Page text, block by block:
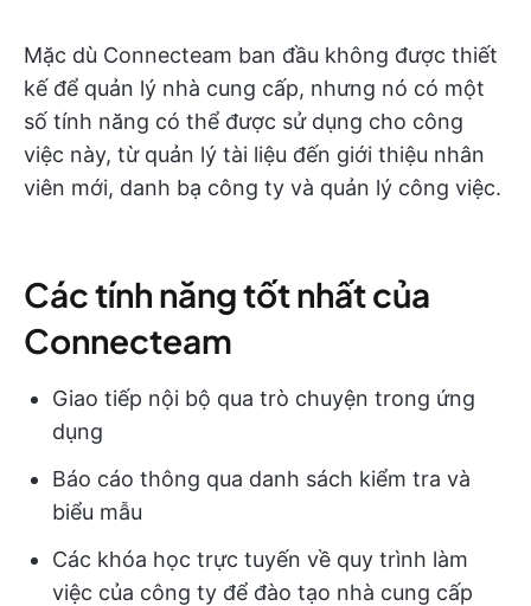
Mặc dù Connecteam ban đầu không được thiết
kế để quản lý nhà cung cấp, nhưng nó có một
số tính năng có thể được sử dụng cho công
việc này, từ quản lý tài liệu đến giới thiệu nhân
viên mới, danh bạ công ty và quản lý công việc.
Các tính năng tốt nhất của
Connecteam
Giao tiếp nội bộ qua trò chuyện trong ứng
dụng
Báo cáo thông qua danh sách kiểm tra và
biểu mẫu
Các khóa học trực tuyến về quy trình làm
việc của công ty để đào tạo nhà cung cấp